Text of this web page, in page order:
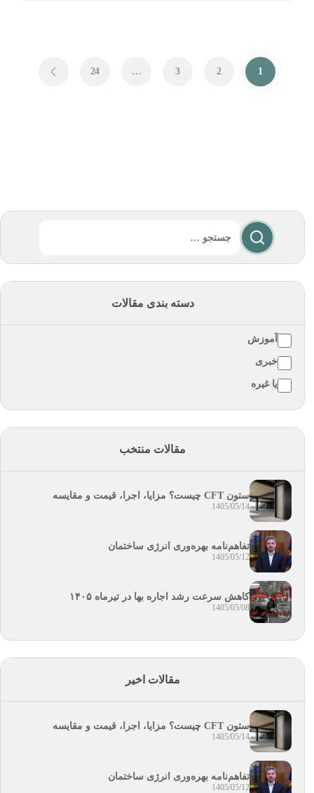
دسته بندی مقالات
آموزش
خبری
یا غیره
مقالات منتخب
ستون CFT چیست؟ مزایا، اجرا، قیمت و مقایسه
1405/05/14
تفاهم‌نامه بهره‌وری انرژی ساختمان
1405/05/12
کاهش سرعت رشد اجاره بها در تیرماه ۱۴۰۵
1405/05/08
مقالات اخیر
ستون CFT چیست؟ مزایا، اجرا، قیمت و مقایسه
1405/05/14
تفاهم‌نامه بهره‌وری انرژی ساختمان
1405/05/12
1
2
3
…
24